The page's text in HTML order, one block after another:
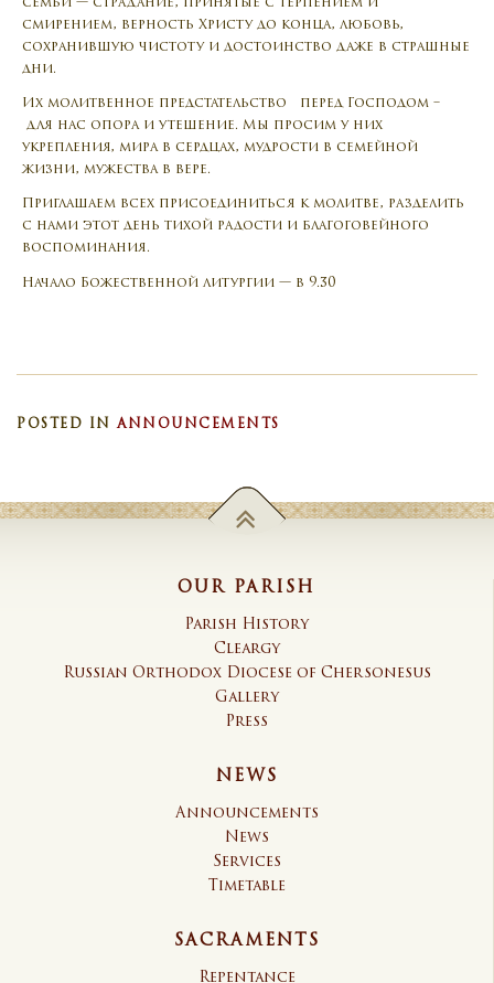
семьи — страдание, принятые с терпением и
смирением, верность Христу до конца, любовь,
сохранившую чистоту и достоинство даже в страшные
дни.
Их молитвенное предстательство перед Господом –
для нас опора и утешение. Мы просим у них
укрепления, мира в сердцах, мудрости в семейной
жизни, мужества в вере.
Приглашаем всех присоединиться к молитве, разделить
с нами этот день тихой радости и благоговейного
воспоминания.
Начало Божественной литургии — в 9.30
POSTED INANNOUNCEMENTS
OUR PARISH
Parish History
Cleargy
Russian Orthodox Diocese of Chersonesus
Gallery
Press
NEWS
Announcements
News
Services
Timetable
SACRAMENTS
Repentance